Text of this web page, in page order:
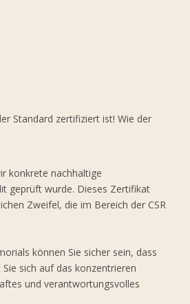
Standard zertifiziert ist! Wie der
konkrete nachhaltige
geprüft wurde. Dieses Zertifikat
Zweifel, die im Bereich der CSR
können Sie sicher sein, dass
sich auf das konzentrieren
und verantwortungsvolles